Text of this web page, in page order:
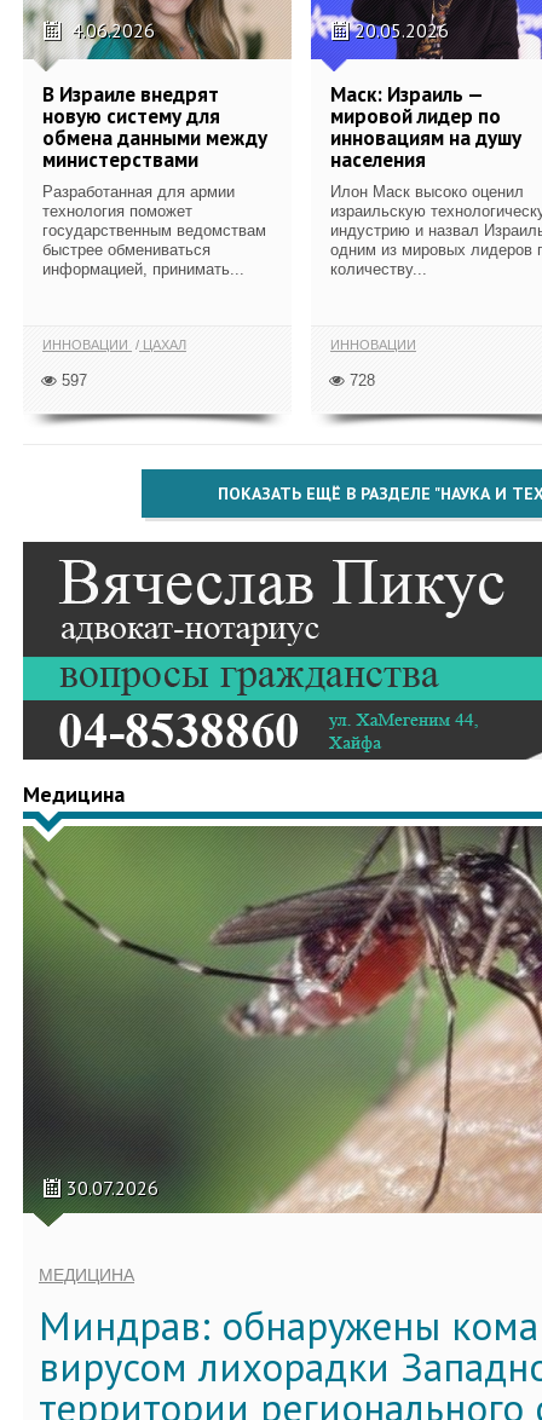
4.06.2026
В Израиле внедрят
новую систему для
обмена данными между
министерствами
Разработанная для армии
технология поможет
государственным ведомствам
быстрее обмениваться
информацией, принимать...
ИННОВАЦИИ ЦАХАЛ
597
20.05.2026
Маск: Израиль —
мировой лидер по
инновациям на душу
населения
Илон Маск высоко оценил
израильскую
индустрию и назвал
одним из мировых лидеров
количеству...
ИННОВАЦИИ
728
ПОКАЗАТЬ ЕЩЁ В РАЗДЕЛЕ "НАУКА И
Медицина
30.07.2026
МЕДИЦИНА
Миндрав: обнаружены
вирусом лихорадки
территории регионального